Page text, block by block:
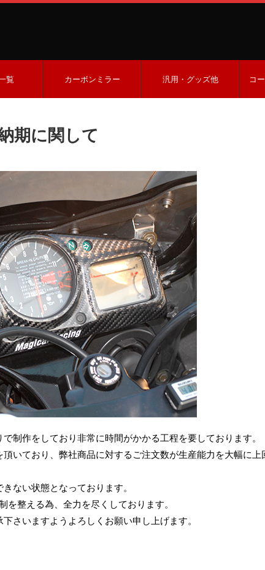
覧 カーボンミラー 汎用・グッズ他 コ
期に関して
制作をしており非常に時間がかかる工程を要しております。
いており、弊社商品に対するご注文数が生産能力を大幅に
ない状態となっております。
整える為、全力を尽くしております。
さいますようよろしくお願い申し上げます。